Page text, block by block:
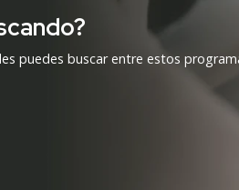
puedes buscar entre estos